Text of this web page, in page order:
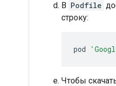
В Podfile
строку:
pod
Чтобы